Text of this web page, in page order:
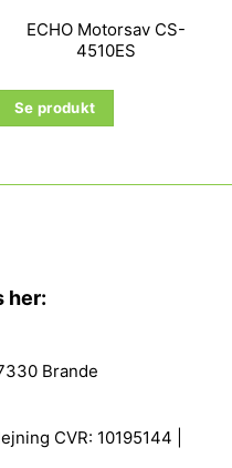
ECHO Motorsav CS-
4510ES
Se produkt
her:
Brande
CVR: 10195144 |